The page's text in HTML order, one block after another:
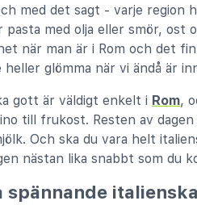
med det sagt - varje region
pasta med olja eller smör, ost
när man är i Rom och det
heller glömma när vi ändå är
gott är väldigt enkelt i Rom,
till frukost. Resten av
Och ska du vara helt
nästan lika snabbt som du
spännande